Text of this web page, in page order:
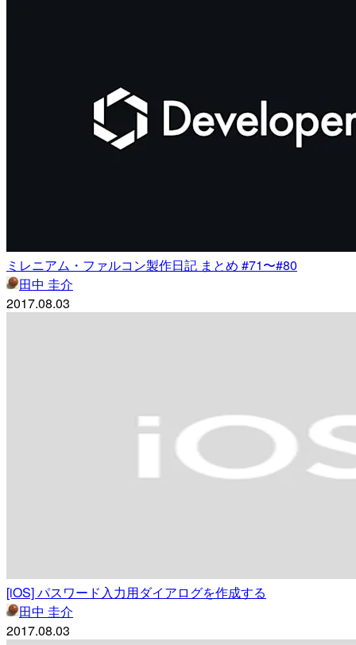
ミレニアム・ファルコン製作日記 まとめ #71〜#80
田中 圭介
2017.08.03
[iOS] パスワード入力用ダイアログを作成する
田中 圭介
2017.08.03